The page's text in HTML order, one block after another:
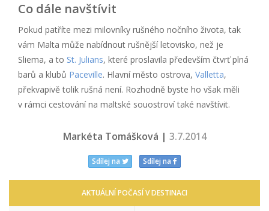
Co dále navštívit
Pokud patříte mezi milovníky rušného nočního života, tak
vám Malta může nabídnout rušnější letovisko, než je
Sliema, a to St. Julians, které proslavila především čtvrť plná
barů a klubů Paceville. Hlavní město ostrova, Valletta,
překvapivě tolik rušná není. Rozhodně byste ho však měli
v rámci cestování na maltské souostroví také navštívit.
Markéta Tomášková | 3.7.2014
Sdílej na Sdílej na
AKTUÁLNÍ POČASÍ V DESTINACI